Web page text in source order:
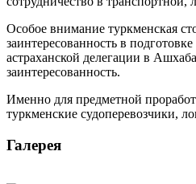
Особое внимание туркменская
заинтересованность в
астраханской делегации в
заинтересованность.
Именно для предметной
туркменские судоперевозчики,
Галерея